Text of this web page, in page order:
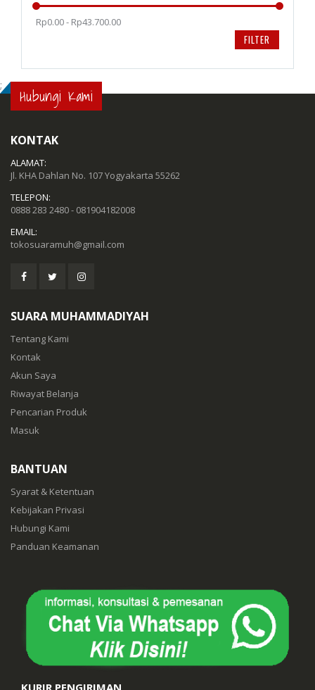
Rp0.00 - Rp43.700.00
FILTER
; Hubungi Kami
KONTAK
ALAMAT:
Jl. KHA Dahlan No. 107 Yogyakarta 55262
TELEPON:
0888 283 2480 - 081904182008
EMAIL:
tokosuaramuh@gmail.com
SUARA MUHAMMADIYAH
Tentang Kami
Kontak
Akun Saya
Riwayat Belanja
Pencarian Produk
Masuk
BANTUAN
Syarat & Ketentuan
Kebijakan Privasi
Hubungi Kami
Panduan Keamanan
KURIR PENGIRIMAN